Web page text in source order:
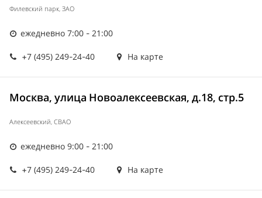
Филевский парк, ЗАО
ежедневно 7:00 - 21:00
+7 (495) 249-24-40 На карте
Москва, улица Новоалексеевская, д.18, стр.5
Алексеевский, СВАО
ежедневно 9:00 - 21:00
+7 (495) 249-24-40 На карте